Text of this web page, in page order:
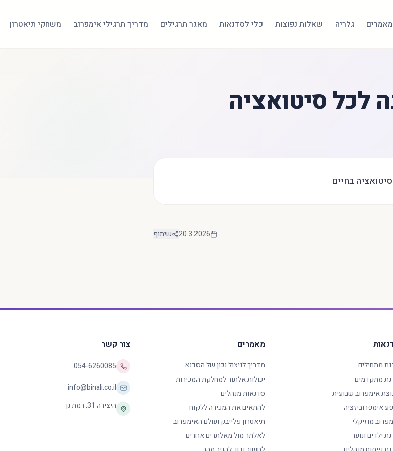
מאמרים גלריה שאלות נפוצות כלי לסדנאות מאגר תרגילים מדריך תרגילי אימפרוב משחקי תיאטרון
לכל סיטואציה
בחיים
20.3.2026 שיתוף
מתחילים
מתקדמים
אימפרוב שבועית
אימפרוביזציה
מוזיקלי
ילדים ונוער
מאמרים
מדריך לניצול נכון של הסדנא
יכולות אלתור למחלקת המכירות
סדנאות מנהלים
להתאים את המכירה ללקוח
תיאטרון פלייבק ועולם האימפרוב
לאלתר מול מאלתרים אחרים
צור קשר
054-6260085
info@binali.co.il
היצירה 31
,רמת גן